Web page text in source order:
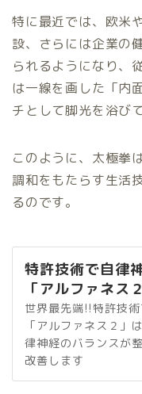
特に最近では、欧米
設、さらには企業の
られるようになり、
は一線を画した「内
チとして脚光を浴び
このように、太極拳
調和をもたらす生活
るのです。
特許技術で自律
「アルファネス
世界最先端!!特許技
「アルファネス２」
律神経のバランスが
改善します